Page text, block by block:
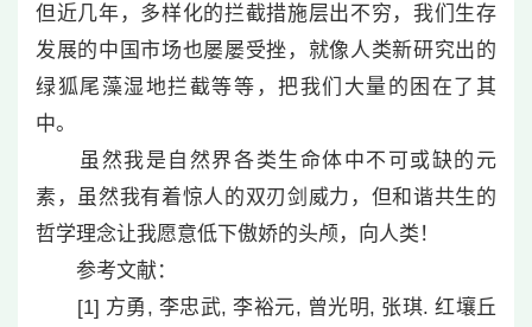
但近几年，多样化的拦截措施层出不穷，我们生存
发展的中国市场也屡屡受挫，就像人类新研究出的
绿狐尾藻湿地拦截等等，把我们大量的困在了其
中。
虽然我是自然界各类生命体中不可或缺的元
素，虽然我有着惊人的双刃剑威力，但和谐共生的
哲学理念让我愿意低下傲娇的头颅，向人类！
参考文献：
[1] 方勇, 李忠武, 李裕元, 曾光明, 张琪. 红壤丘